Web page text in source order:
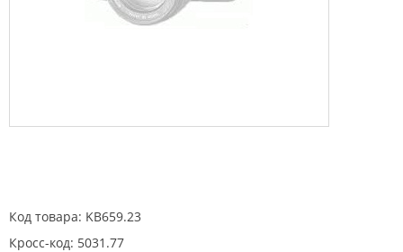
Код товара: KB659.23
Кросс-код: 5031.77